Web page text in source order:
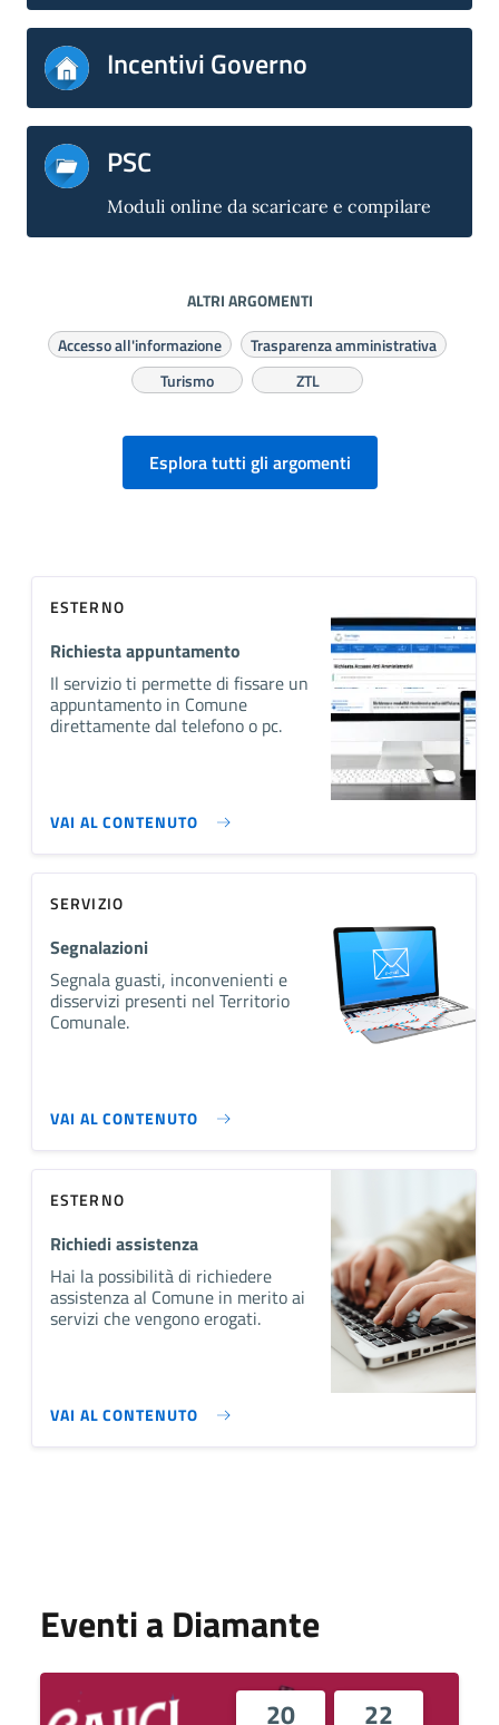
Incentivi Governo
PSC
Moduli online da scaricare e compilare
ALTRI ARGOMENTI
Accesso all'informazione
Trasparenza amministrativa
Turismo
ZTL
Esplora tutti gli argomenti
ESTERNO
Richiesta appuntamento
Il servizio ti permette di fissare un
appuntamento in Comune
direttamente dal telefono o pc.
VAI AL CONTENUTO
SERVIZIO
Segnalazioni
Segnala guasti, inconvenienti e
disservizi presenti nel Territorio
Comunale.
VAI AL CONTENUTO
ESTERNO
Richiedi assistenza
Hai la possibilità di richiedere
assistenza al Comune in merito ai
servizi che vengono erogati.
VAI AL CONTENUTO
Eventi a Diamante
20 22